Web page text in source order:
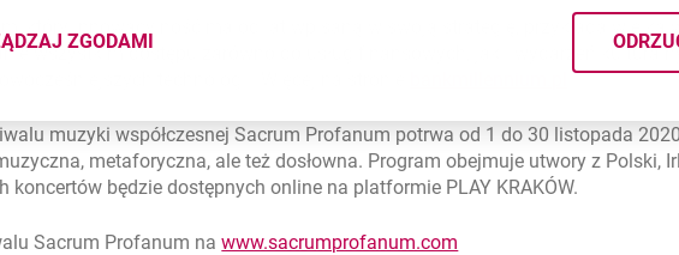
który innowacyjność ma od lat wpisaną w swoją strategię, przykłada wielką
wszystkim dostępu zarówno do usług finansowych, jak i wydarzeń
otwiera się
muzyki współczesnej Sacrum Profanum potrwa od 1 do 30 listopada
metaforyczna, ale też dosłowna. Program obejmuje utwory z Polski,
koncertów będzie dostępnych online na platformie PLAY KRAKÓW.
Sacrum Profanum nawww.sacrumprofanum.com
ZGODAMI
DOTYCZĄCYMI PLIKÓW